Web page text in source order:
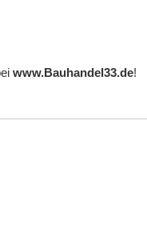
www.Bauhandel33.de!